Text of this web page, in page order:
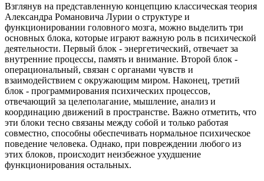
Взглянув на представленную концепцию классическая теория
Александра Романовича Лурии о структуре и
функционировании головного мозга, можно выделить три
основных блока, которые играют важную роль в психической
деятельности. Первый блок - энергетический, отвечает за
внутренние процессы, память и внимание. Второй блок -
операциональный, связан с органами чувств и
взаимодействием с окружающим миром. Наконец, третий
блок - программирования психических процессов,
отвечающий за целеполагание, мышление, анализ и
координацию движений в пространстве. Важно отметить, что
эти блоки тесно связаны между собой и только работая
совместно, способны обеспечивать нормальное психическое
поведение человека. Однако, при повреждении любого из
этих блоков, происходит неизбежное ухудшение
функционирования остальных.